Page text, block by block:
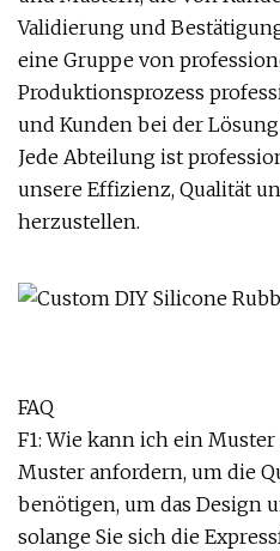
Validierung und
eine Gruppe von
Produktionsprozess
und Kunden bei der
Jede Abteilung ist
unsere Effizienz, Qualität
herzustellen.
FAQ
F1: Wie kann ich ein
Muster anfordern, um die
benötigen, um das Design
solange Sie sich die